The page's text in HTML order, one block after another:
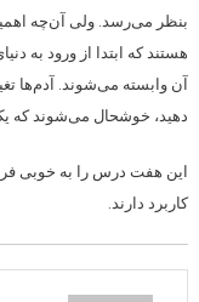
بنظر می‌رسد. ولی آن‌چه
هستند که ابتدا از ورود به
آن وابسته می‌شوند. آدم‌ها
دهید، خوشحال می‌شوند که
این هفت درس را به خوبی
کاربرد دارند.